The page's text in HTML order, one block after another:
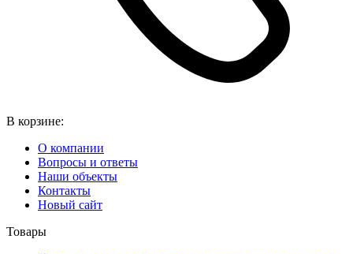
В корзине:
О компании
Вопросы и ответы
Наши объекты
Контакты
Новый сайт
Товары